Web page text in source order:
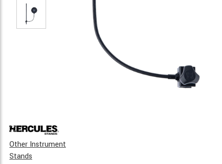
Other Instrument
Stands